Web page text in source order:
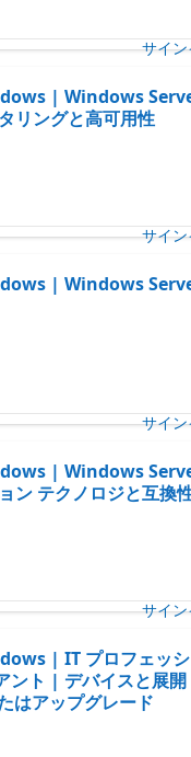
サイ
| Windows
リングと高可用性
サイ
| Windows
サイ
| Windows
ン テクノロジと互換
サイ
| IT プロフェッ
ト | デバイスと展開
はアップグレード